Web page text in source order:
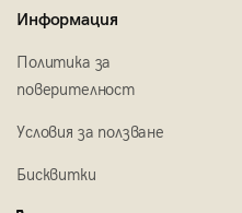
Информация
Политика за
поверителност
Условия за ползване
Бисквитки